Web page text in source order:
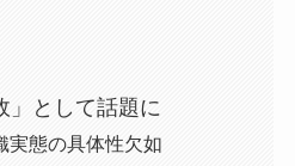
」として話題に
実態の具体性欠如